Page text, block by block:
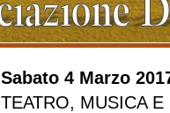
Sabato 4 Marzo
TEATRO, MUSICA E